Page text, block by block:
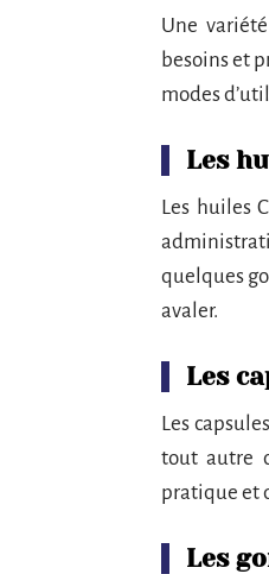
Une
besoins et
modes
Les
Les huiles
quelques
avaler.
Les
Les
tout autre
pratique et
Les